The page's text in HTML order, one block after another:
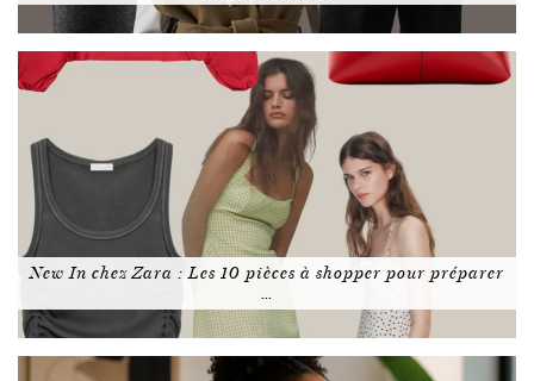
New In chez Zara : Les 10 pièces à shopper pour préparer
…